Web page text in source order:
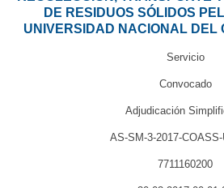
DE RESIDUOS SÓLIDOS
UNIVERSIDAD NACIONAL DEL
Servicio
Convocado
Adjudicación
AS-SM-3-2017-
7711160200